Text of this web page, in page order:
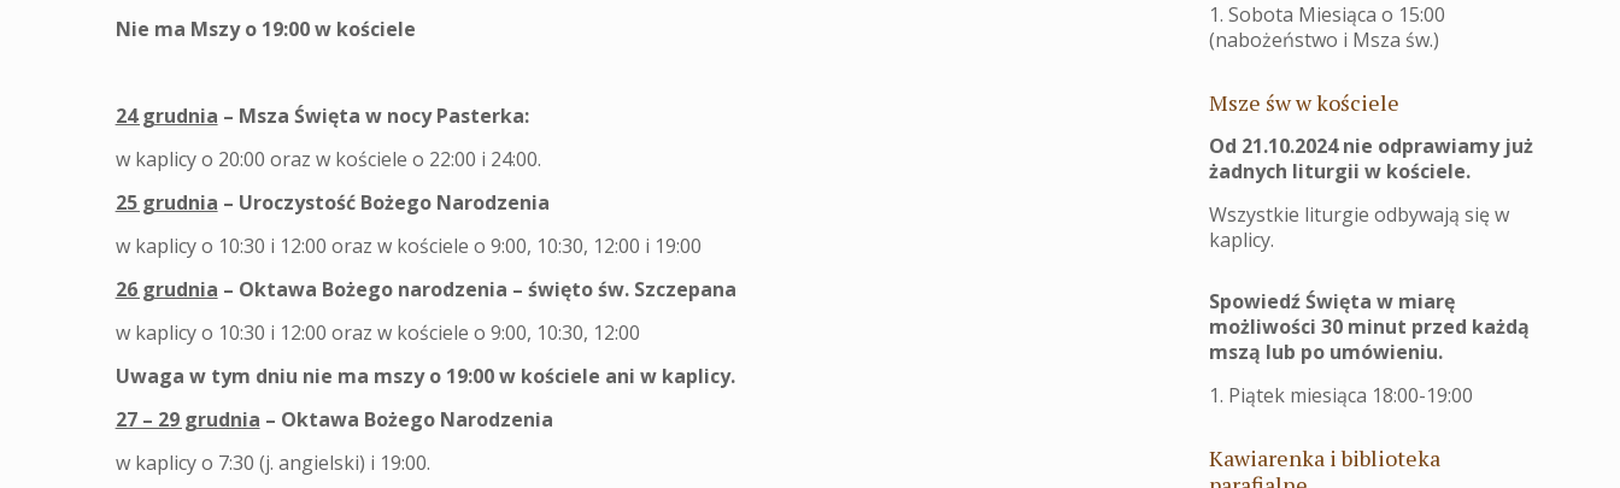
Nie ma Mszy o 19:00 w kościele
24 grudnia – Msza Święta w nocy Pasterka:
w kaplicy o 20:00 oraz w kościele o 22:00 i 24:00.
25 grudnia – Uroczystość Bożego Narodzenia
w kaplicy o 10:30 i 12:00 oraz w kościele o 9:00, 10:30, 12:00 i 19:00
26 grudnia – Oktawa Bożego narodzenia – święto św. Szczepana
w kaplicy o 10:30 i 12:00 oraz w kościele o 9:00, 10:30, 12:00
Uwaga w tym dniu nie ma mszy o 19:00 w kościele ani w kaplicy.
27 – 29 grudnia – Oktawa Bożego Narodzenia
w kaplicy o 7:30 (j. angielski) i 19:00.
1. Sobota Miesiąca o 15:00
(nabożeństwo i Msza św.)
Msze św w kościele
Od 21.10.2024 nie odprawiamy już
żadnych liturgii w kościele.
Wszystkie liturgie odbywają się w
kaplicy.
Spowiedź Święta w miarę
możliwości 30 minut przed każdą
mszą lub po umówieniu.
1. Piątek miesiąca 18:00-19:00
Kawiarenka i biblioteka